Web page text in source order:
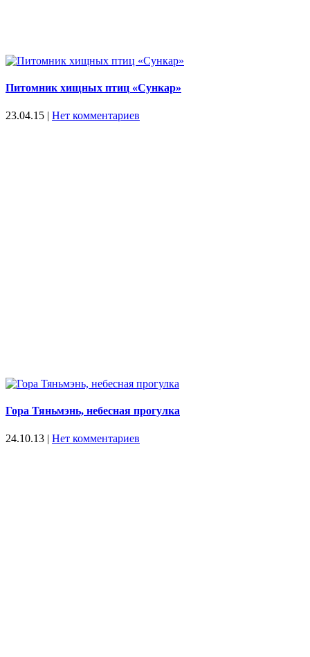
Питомник хищных птиц «Сункар»
23.04.15 | Нет комментариев
Гора Тяньмэнь, небесная прогулка
24.10.13 | Нет комментариев